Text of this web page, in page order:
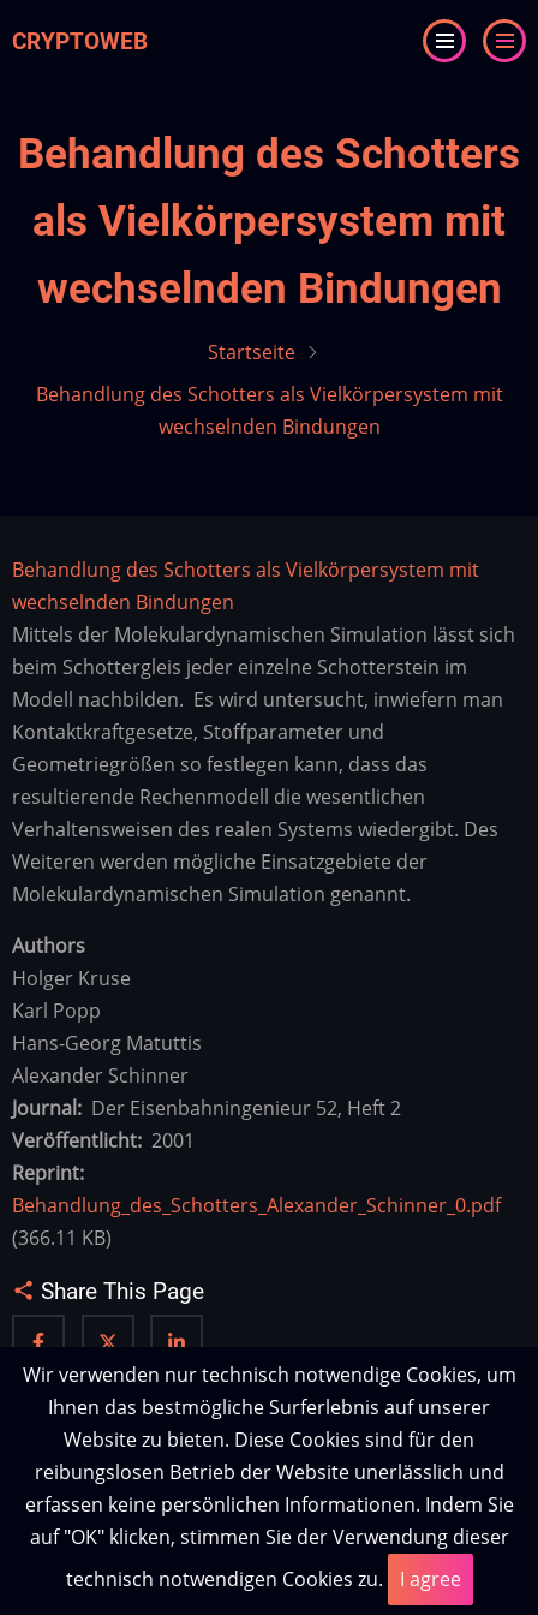
zum
CRYPTOWEB
Behandlung des Schotters
als Vielkörpersystem mit
wechselnden Bindungen
Startseite
Behandlung des Schotters als Vielkörpersystem mit
wechselnden Bindungen
Behandlung des Schotters als Vielkörpersystem mit
wechselnden Bindungen
Mittels der Molekulardynamischen Simulation lässt sich
beim Schottergleis jeder einzelne Schotterstein im
Modell nachbilden. Es wird untersucht, inwiefern man
Kontaktkraftgesetze, Stoffparameter und
Geometriegrößen so festlegen kann, dass das
resultierende Rechenmodell die wesentlichen
Verhaltensweisen des realen Systems wiedergibt. Des
Weiteren werden mögliche Einsatzgebiete der
Molekulardynamischen Simulation genannt.
Authors
Holger Kruse
Karl Popp
Hans-Georg Matuttis
Alexander Schinner
Journal
Der Eisenbahningenieur 52, Heft 2
Veröffentlicht 2001
Reprint
Behandlung_des_Schotters_Alexander_Schinner_0.pdf
(366.11 KB)
Share This Page
Wir verwenden nur technisch notwendige Cookies, um
Ihnen das bestmögliche Surferlebnis auf unserer
Website zu bieten. Diese Cookies sind für den
reibungslosen Betrieb der Website unerlässlich und
erfassen keine persönlichen Informationen. Indem Sie
auf "OK" klicken, stimmen Sie der Verwendung dieser
technisch notwendigen Cookies zu.
I agree